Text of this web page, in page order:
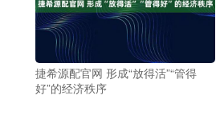
捷希源配官网 形成“放得活”“管得
好”的经济秩序